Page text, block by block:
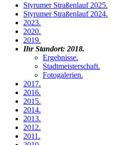
Styrumer Straßenlauf 2025.
Styrumer Straßenlauf 2024.
2023.
2020.
2019.
Ihr Standort: 2018.
Ergebnisse.
Stadtmeisterschaft.
Fotogalerien.
2017.
2016.
2015.
2014.
2013.
2012.
2011 .